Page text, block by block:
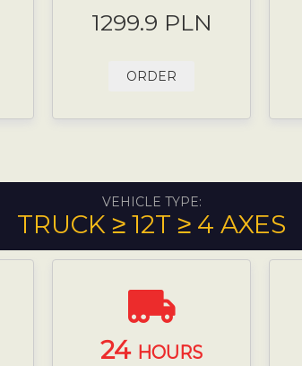
1299.9 PLN
ORDER
VEHICLE TYPE:
TRUCK ≥ 12T ≥ 4 AXES
24 HOURS